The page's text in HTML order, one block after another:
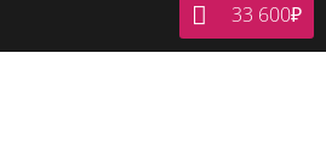
33 600₽